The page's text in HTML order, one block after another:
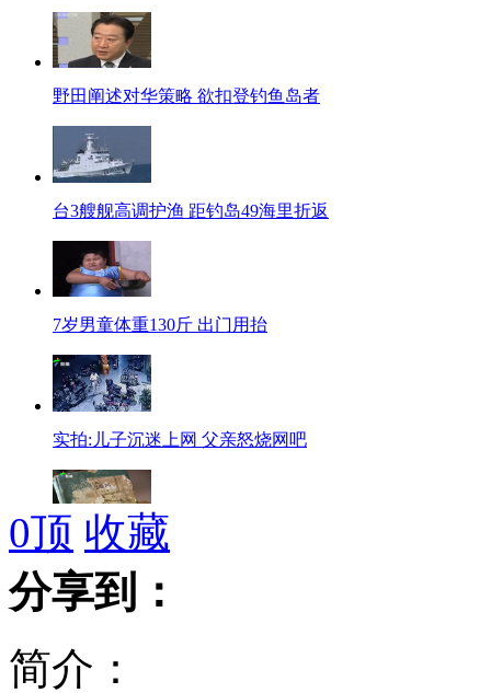
野田阐述对华策略 欲扣登钓鱼岛者
台3艘舰高调护渔 距钓岛49海里折返
7岁男童体重130斤 出门用抬
实拍:儿子沉迷上网 父亲怒烧网吧
日本史籍成铁证! 钓鱼岛不属日本
男子组织前妻和女友卖淫被捕
0顶 收藏
分享到：
简介：